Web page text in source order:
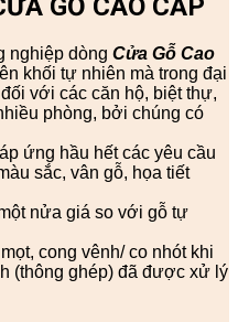
GỖ CAO CẤP
nghiệp dòng Cửa Gỗ Cao
khối tự nhiên mà trong đại
với các căn hộ, biệt thự,
phòng, bởi chúng có
ứng hầu hết các yêu cầu
sắc, vân gỗ, họa tiết
nửa giá so với gỗ tự
cong vênh/ co nhót khi
(thông ghép) đã được xử lý